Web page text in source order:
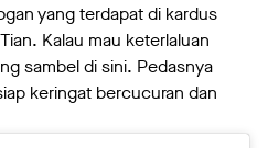
yang terdapat di kardus
Kalau mau keterlaluan
sambel di sini. Pedasnya
keringat bercucuran dan